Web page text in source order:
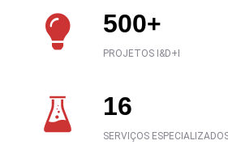
500+
PROJETOS I&D+I
16
SERVIÇOS